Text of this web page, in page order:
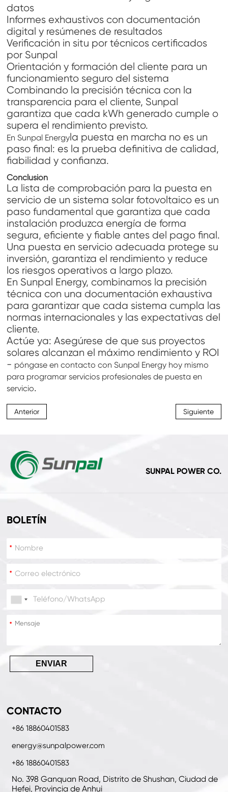
datos
Informes exhaustivos con documentación
digital y resúmenes de resultados
Verificación in situ por técnicos certificados
por Sunpal
Orientación y formación del cliente para un
funcionamiento seguro del sistema
Combinando la precisión técnica con la
transparencia para el cliente, Sunpal
garantiza que cada kWh generado cumple o
supera el rendimiento previsto.
En Sunpal Energyla puesta en marcha no es un
paso final: es la prueba definitiva de calidad,
fiabilidad y confianza.
Conclusión
La lista de comprobación para la puesta en
servicio de un sistema solar fotovoltaico es un
paso fundamental que garantiza que cada
instalación produzca energía de forma
segura, eficiente y fiable antes del pago final.
Una puesta en servicio adecuada protege su
inversión, garantiza el rendimiento y reduce
los riesgos operativos a largo plazo.
En Sunpal Energy, combinamos la precisión
técnica con una documentación exhaustiva
para garantizar que cada sistema cumpla las
normas internacionales y las expectativas del
cliente.
Actúe ya: Asegúrese de que sus proyectos
solares alcanzan el máximo rendimiento y ROI
- póngase en contacto con Sunpal Energy hoy mismo
para programar servicios profesionales de puesta en
servicio.
Anterior Siguiente
SUNPAL POWER CO.
BOLETÍN
*
*
*
ENVIAR
CONTACTO
+86 18860401583
energy@sunpalpower.com
+86 18860401583
No. 398 Ganquan Road, Distrito de Shushan, Ciudad de
Hefei, Provincia de Anhui